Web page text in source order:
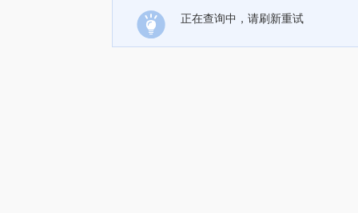
正在查询中，请刷新重试